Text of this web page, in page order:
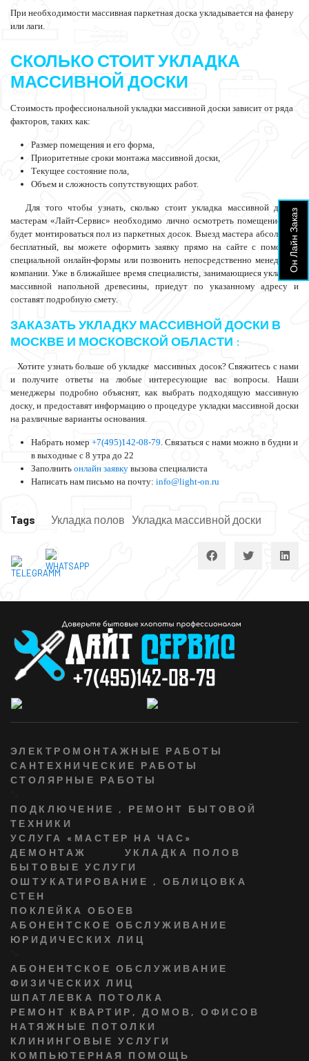
Он Лайн Заказ
При необходимости массивная паркетная доска укладывается на фанеру
или лаги.
СКОЛЬКО СТОИТ УКЛАДКА
МАССИВНОЙ ДОСКИ
Стоимость профессиональной укладки массивной доски зависит от ряда
факторов, таких как:
Размер помещения и его форма,
Приоритетные сроки монтажа массивной доски,
Текущее состояние пола,
Объем и сложность сопутствующих работ.
Для того чтобы узнать, сколько стоит укладка массивной доски,
мастерам «Лайт-Сервис» необходимо лично осмотреть помещение, где
будет монтироваться пол из паркетных досок. Выезд мастера абсолютно
бесплатный, вы можете оформить заявку прямо на сайте с помощью
специальной онлайн-формы или позвонить непосредственно менеджеру
компании. Уже в ближайшее время специалисты, занимающиеся укладкой
массивной напольной древесины, приедут по указанному адресу и
составят подробную смету.
ЗАКАЗАТЬ УКЛАДКУ МАССИВНОЙ ДОСКИ В
МОСКВЕ И МОСКОВСКОЙ ОБЛАСТИ :
Хотите узнать больше об укладке массивных досок? Свяжитесь с нами
и получите ответы на любые интересующие вас вопросы. Наши
менеджеры подробно объяснят, как выбрать подходящую массивную
доску, и предоставят информацию о процедуре укладки массивной доски
на различные варианты основания.
Набрать номер +7(495)142-08-79. Связаться с нами можно в будни и
в выходные с 8 утра до 22
Заполнить онлайн заявку вызова специалиста
Написать нам письмо на почту: info@light-on.ru
Tags Укладка полов Укладка массивной доски
ЭЛЕКТРОМОНТАЖНЫЕ РАБОТЫ
САНТЕХНИЧЕСКИЕ РАБОТЫ
СТОЛЯРНЫЕ РАБОТЫ
ПОДКЛЮЧЕНИЕ , РЕМОНТ БЫТОВОЙ
ТЕХНИКИ
УСЛУГА «МАСТЕР НА ЧАС»
ДЕМОНТАЖ
УКЛАДКА ПОЛОВ
БЫТОВЫЕ УСЛУГИ
ОШТУКАТИРОВАНИЕ , ОБЛИЦОВКА
СТЕН
ПОКЛЕЙКА ОБОЕВ
АБОНЕНТСКОЕ ОБСЛУЖИВАНИЕ
ЮРИДИЧЕСКИХ ЛИЦ
АБОНЕНТСКОЕ ОБСЛУЖИВАНИЕ
ФИЗИЧЕСКИХ ЛИЦ
ШПАТЛЕВКА ПОТОЛКА
РЕМОНТ КВАРТИР, ДОМОВ, ОФИСОВ
НАТЯЖНЫЕ ПОТОЛКИ
КЛИНИНГОВЫЕ УСЛУГИ
КОМПЬЮТЕРНАЯ ПОМОЩЬ